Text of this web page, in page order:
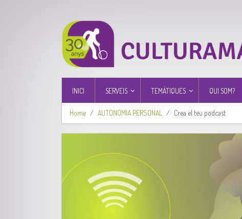
INICI SERVEIS TEMÀTIQUES QUI SOM?
Home AUTONOMIA PERSONAL Crea el teu podcast